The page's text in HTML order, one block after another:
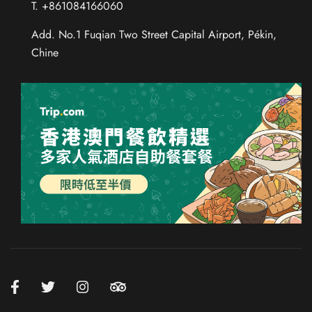
T. +861084166060
Add. No.1 Fuqian Two Street Capital Airport, Pékin,
Chine
Japanese
Russian
Thai
Chinese (Hong Kong)
Chinese (Taiwan)